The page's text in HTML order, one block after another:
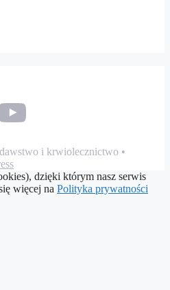
YouTube
i krwiolecznictwo •
dzięki którym nasz serwis
więcej na Polityka prywatności